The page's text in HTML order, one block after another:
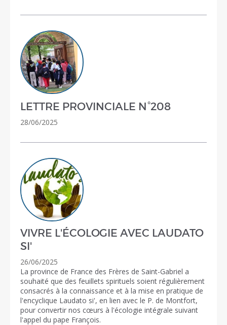
LETTRE PROVINCIALE N°208
28/06/2025
VIVRE L'ÉCOLOGIE AVEC LAUDATO
SI'
26/06/2025
La province de France des Frères de Saint-Gabriel a
souhaité que des feuillets spirituels soient régulièrement
consacrés à la connaissance et à la mise en pratique de
l'encyclique Laudato si', en lien avec le P. de Montfort,
pour convertir nos cœurs à l'écologie intégrale suivant
l'appel du pape François.